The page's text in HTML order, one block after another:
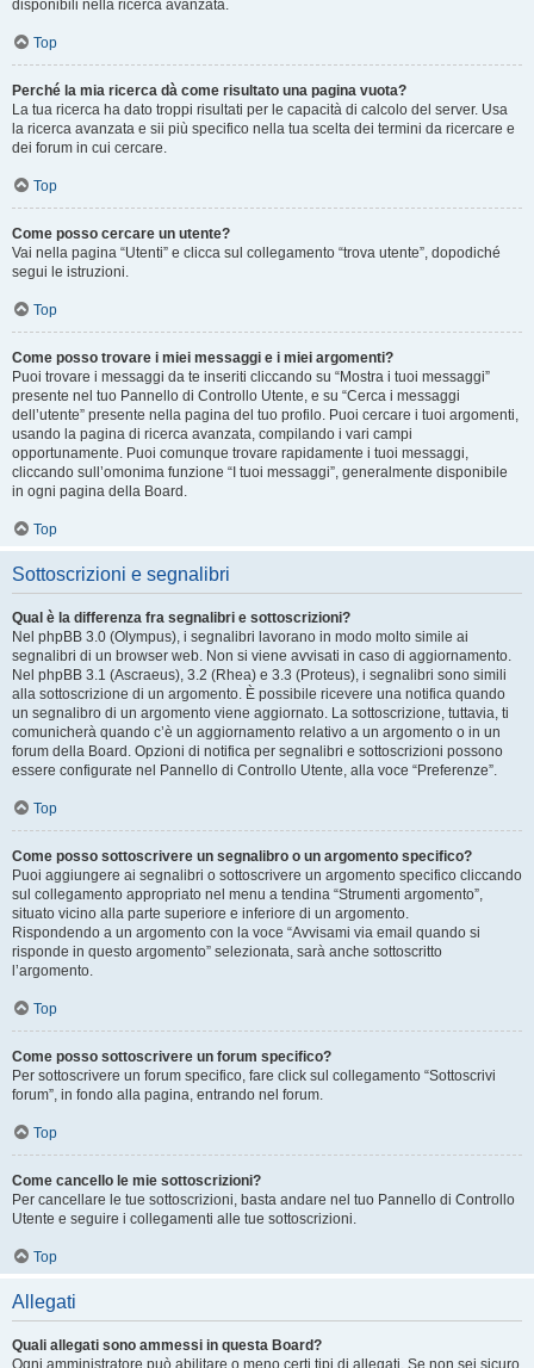
disponibili nella ricerca avanzata.
Top
Perché la mia ricerca dà come risultato una pagina vuota?
La tua ricerca ha dato troppi risultati per le capacità di calcolo del server. Usa
la ricerca avanzata e sii più specifico nella tua scelta dei termini da ricercare e
dei forum in cui cercare.
Top
Come posso cercare un utente?
Vai nella pagina “Utenti” e clicca sul collegamento “trova utente”, dopodiché
segui le istruzioni.
Top
Come posso trovare i miei messaggi e i miei argomenti?
Puoi trovare i messaggi da te inseriti cliccando su “Mostra i tuoi messaggi”
presente nel tuo Pannello di Controllo Utente, e su “Cerca i messaggi
dell’utente” presente nella pagina del tuo profilo. Puoi cercare i tuoi argomenti,
usando la pagina di ricerca avanzata, compilando i vari campi
opportunamente. Puoi comunque trovare rapidamente i tuoi messaggi,
cliccando sull’omonima funzione “I tuoi messaggi”, generalmente disponibile
in ogni pagina della Board.
Top
Sottoscrizioni e segnalibri
Qual è la differenza fra segnalibri e sottoscrizioni?
Nel phpBB 3.0 (Olympus), i segnalibri lavorano in modo molto simile ai
segnalibri di un browser web. Non si viene avvisati in caso di aggiornamento.
Nel phpBB 3.1 (Ascraeus), 3.2 (Rhea) e 3.3 (Proteus), i segnalibri sono simili
alla sottoscrizione di un argomento. È possibile ricevere una notifica quando
un segnalibro di un argomento viene aggiornato. La sottoscrizione, tuttavia, ti
comunicherà quando c’è un aggiornamento relativo a un argomento o in un
forum della Board. Opzioni di notifica per segnalibri e sottoscrizioni possono
essere configurate nel Pannello di Controllo Utente, alla voce “Preferenze”.
Top
Come posso sottoscrivere un segnalibro o un argomento specifico?
Puoi aggiungere ai segnalibri o sottoscrivere un argomento specifico cliccando
sul collegamento appropriato nel menu a tendina “Strumenti argomento”,
situato vicino alla parte superiore e inferiore di un argomento.
Rispondendo a un argomento con la voce “Avvisami via email quando si
risponde in questo argomento” selezionata, sarà anche sottoscritto
l’argomento.
Top
Come posso sottoscrivere un forum specifico?
Per sottoscrivere un forum specifico, fare click sul collegamento “Sottoscrivi
forum”, in fondo alla pagina, entrando nel forum.
Top
Come cancello le mie sottoscrizioni?
Per cancellare le tue sottoscrizioni, basta andare nel tuo Pannello di Controllo
Utente e seguire i collegamenti alle tue sottoscrizioni.
Top
Allegati
Quali allegati sono ammessi in questa Board?
Ogni amministratore può abilitare o meno certi tipi di allegati. Se non sei sicuro